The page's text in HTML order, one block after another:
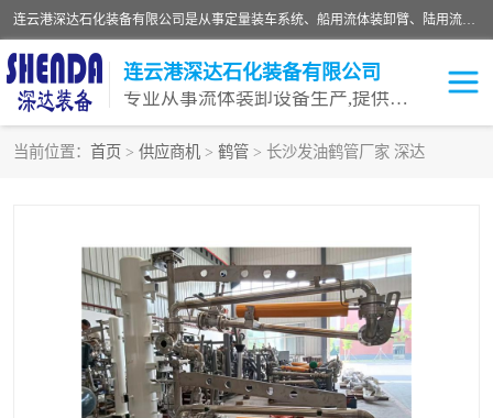
连云港深达石化装备有限公司是从事定量装车系统、船用流体装卸臂、陆用流体装卸臂（鹤管）、活动梯、钢构平台等全系列流体装卸设备的设计、制造、销售以及服务的专业供应商。公司始终以客户为中心，密切跟踪国内外油气储运及装卸设备先进技术的发展，以先进的技术、优质的产品、一流的服务，满足客户需求。
连云港深达石化装备有限公司
专业从事流体装卸设备生产,提供全面解决方案，生产与定制服务
当前位置： 首页 > 供应商机 > 鹤管 > 长沙发油鹤管厂家 深达
卸车鹤管 LNG鹤管
液氨装鹤管 潜油泵鹤管
流体装卸臂 输油臂
撬装鹤管 汽车鹤管